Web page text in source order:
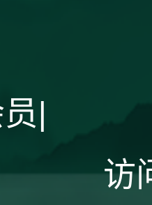
|
访